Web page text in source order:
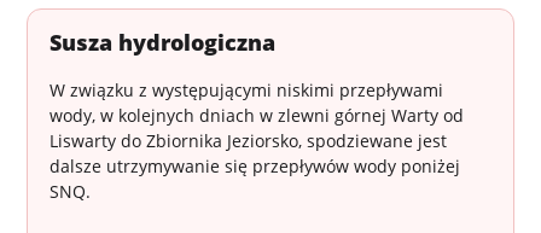
Susza hydrologiczna
W związku z występującymi niskimi przepływami
wody, w kolejnych dniach w zlewni górnej Warty od
Liswarty do Zbiornika Jeziorsko, spodziewane jest
dalsze utrzymywanie się przepływów wody poniżej
SNQ.